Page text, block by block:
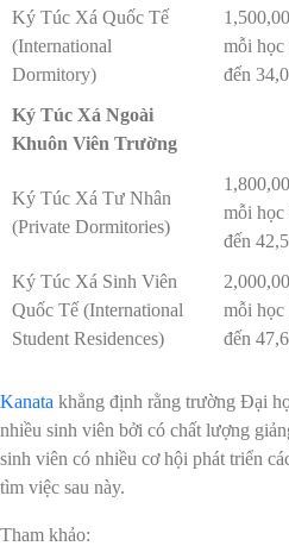
Ký Túc Xá Quốc Tế
(International
Dormitory)
mỗi
đến
Ký Túc Xá Ngoài
Khuôn Viên Trường
Ký Túc Xá Tư Nhân
(Private Dormitories)
mỗi
đến
Ký Túc Xá Sinh Viên
Quốc Tế (International
Student Residences)
mỗi
đến
Kanata khẳng định rằng trường Đại
nhiều sinh viên bởi có chất lượng
sinh viên có nhiều cơ hội phát triển
tìm việc sau này.
Tham khảo: